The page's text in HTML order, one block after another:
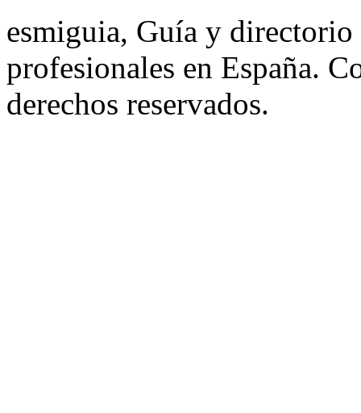
esmiguia, Guía y directorio
profesionales en España.
derechos reservados.